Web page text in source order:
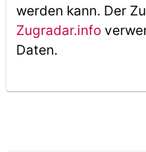
werden kann. Der
Zugradar.info
Daten.